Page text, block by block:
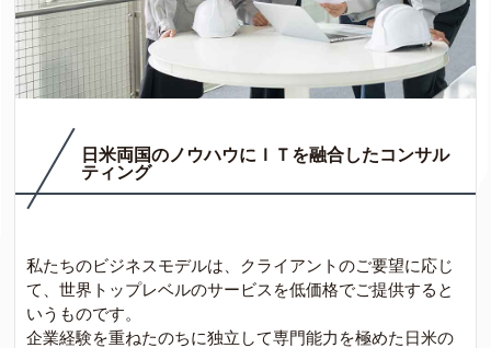
日米両国のノウハウにＩＴを融合したコンサル
ティング
私たちのビジネスモデルは、クライアントのご要望に応じ
て、世界トップレベルのサービスを低価格でご提供すると
いうものです。
企業経験を重ねたのちに独立して専門能力を極めた日米の